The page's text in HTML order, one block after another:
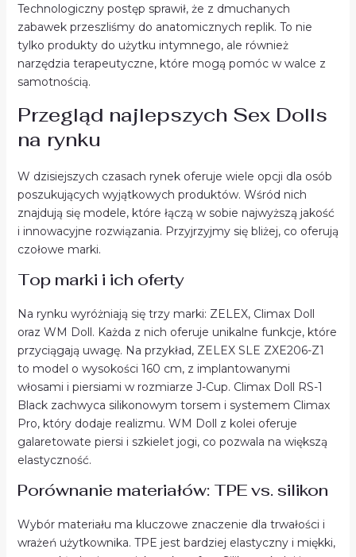
Technologiczny postęp sprawił, że z dmuchanych
zabawek przeszliśmy do anatomicznych replik. To nie
tylko produkty do użytku intymnego, ale również
narzędzia terapeutyczne, które mogą pomóc w walce z
samotnością.
Przegląd najlepszych Sex Dolls
na rynku
W dzisiejszych czasach rynek oferuje wiele opcji dla osób
poszukujących wyjątkowych produktów. Wśród nich
znajdują się modele, które łączą w sobie najwyższą jakość
i innowacyjne rozwiązania. Przyjrzyjmy się bliżej, co oferują
czołowe marki.
Top marki i ich oferty
Na rynku wyróżniają się trzy marki: ZELEX, Climax Doll
oraz WM Doll. Każda z nich oferuje unikalne funkcje, które
przyciągają uwagę. Na przykład, ZELEX SLE ZXE206-Z1
to model o wysokości 160 cm, z implantowanymi
włosami i piersiami w rozmiarze J-Cup. Climax Doll RS-1
Black zachwyca silikonowym torsem i systemem Climax
Pro, który dodaje realizmu. WM Doll z kolei oferuje
galaretowate piersi i szkielet jogi, co pozwala na większą
elastyczność.
Porównanie materiałów: TPE vs. silikon
Wybór materiału ma kluczowe znaczenie dla trwałości i
wrażeń użytkownika. TPE jest bardziej elastyczny i miękki,